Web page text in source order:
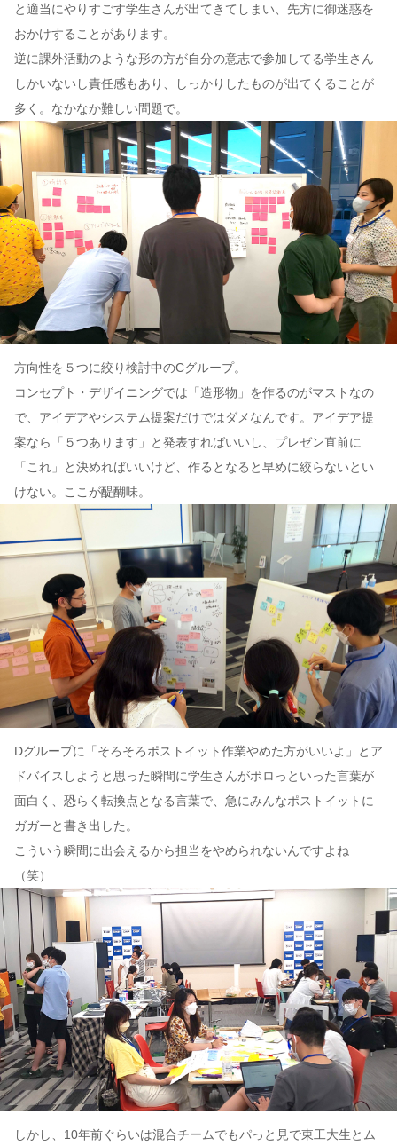
と適当にやりすごす学生さんが出てきてしまい、先方に御迷惑を
おかけすることがあります。
逆に課外活動のような形の方が自分の意志で参加してる学生さん
しかいないし責任感もあり、しっかりしたものが出てくることが
多く。なかなか難しい問題で。
方向性を５つに絞り検討中のCグループ。
コンセプト・デザイニングでは「造形物」を作るのがマストなの
で、アイデアやシステム提案だけではダメなんです。アイデア提
案なら「５つあります」と発表すればいいし、プレゼン直前に
「これ」と決めればいいけど、作るとなると早めに絞らないとい
けない。ここが醍醐味。
Dグループに「そろそろポストイット作業やめた方がいいよ」とア
ドバイスしようと思った瞬間に学生さんがポロっといった言葉が
面白く、恐らく転換点となる言葉で、急にみんなポストイットに
ガガーと書き出した。
こういう瞬間に出会えるから担当をやめられないんですよね
（笑）
しかし、10年前ぐらいは混合チームでもパっと見で東工大生とム